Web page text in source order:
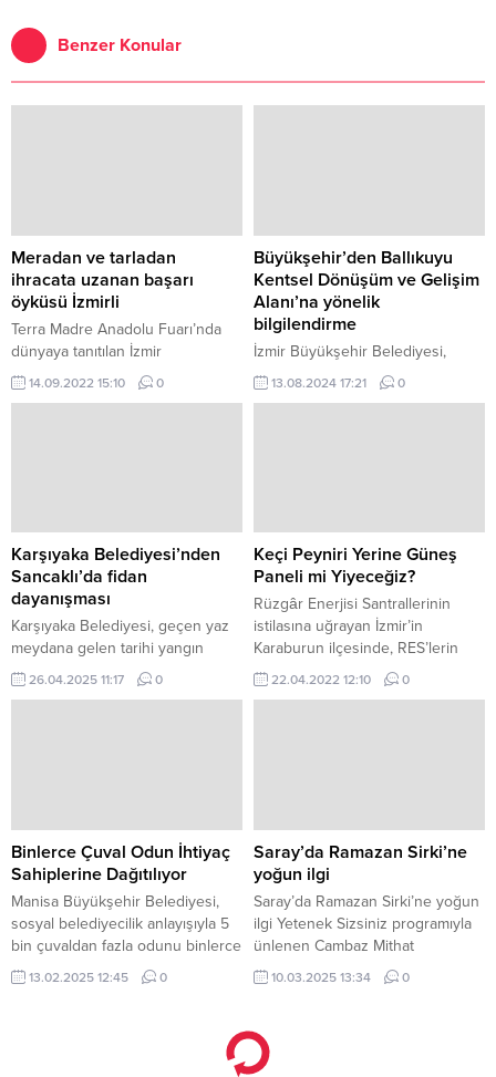
Benzer Konular
Meradan ve tarladan
ihracata uzanan başarı
öyküsü İzmirli
Terra Madre Anadolu Fuarı’nda
dünyaya tanıtılan İzmir
Büyükşehir Belediyesi İzTarım’ın
“İzmirli” markası, ziyaretçilerden
14.09.2022 15:10 0
Büyükşehir’den Ballıkuyu
Kentsel Dönüşüm ve Gelişim
Alanı’na yönelik
bilgilendirme
İzmir Büyükşehir Belediyesi,
Ballıkuyu'daki kentsel dönüşüm
sürecinin yürümediğine ve 12
13.08.2024 17:21 0
Karşıyaka Belediyesi’nden
Sancaklı’da fidan
dayanışması
Karşıyaka Belediyesi, geçen yaz
meydana gelen tarihi yangın
felaketinden etkilenen Sancaklı’da
vatandaşlara zeytin fidanı dağıttı.
26.04.2025 11:17 0
Keçi Peyniri Yerine Güneş
Paneli mi Yiyeceğiz?
Rüzgâr Enerjisi Santrallerinin
istilasına uğrayan İzmir’in
Karaburun ilçesinde, RES’lerin
bulunduğu arazilere Güneş
Enerjisi Santralleri’nin de
22.04.2022 12:10 0
Binlerce Çuval Odun İhtiyaç
Sahiplerine Dağıtılıyor
Manisa Büyükşehir Belediyesi,
sosyal belediyecilik anlayışıyla 5
bin çuvaldan fazla odunu binlerce
ihtiyaç sahibine ulaştıracak.
13.02.2025 12:45 0
Saray’da Ramazan Sirki’ne
yoğun ilgi
Saray’da Ramazan Sirki’ne yoğun
ilgi Yetenek Sizsiniz programıyla
ünlenen Cambaz Mithat
tarafından sahnelenen “Ramazan
Sirki”, 9 Mart Pazar günü Saray
seans halinde gerçekleştirildi.
10.03.2025 13:34 0